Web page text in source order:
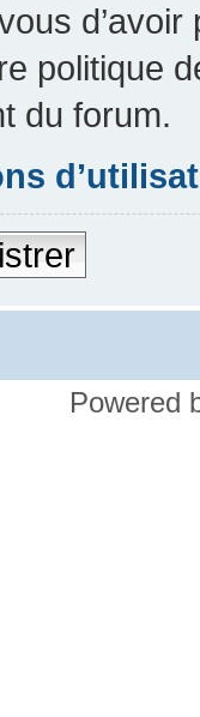
politique
du forum.
Powered